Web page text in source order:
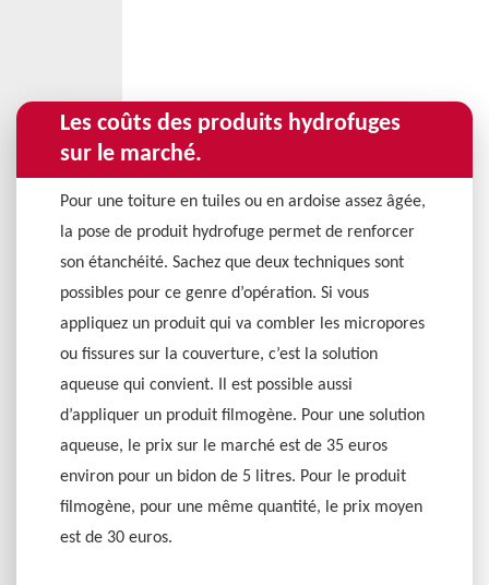
Les coûts des produits hydrofuges
sur le marché.
Pour une toiture en tuiles ou en ardoise assez âgée,
la pose de produit hydrofuge permet de renforcer
son étanchéité. Sachez que deux techniques sont
possibles pour ce genre d’opération. Si vous
appliquez un produit qui va combler les micropores
ou fissures sur la couverture, c’est la solution
aqueuse qui convient. Il est possible aussi
d’appliquer un produit filmogène. Pour une solution
aqueuse, le prix sur le marché est de 35 euros
environ pour un bidon de 5 litres. Pour le produit
filmogène, pour une même quantité, le prix moyen
est de 30 euros.